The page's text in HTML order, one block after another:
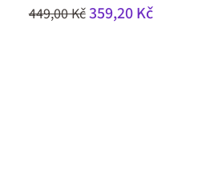
Běžná cena
449,00 KčZvýhodněná
359,20 Kč